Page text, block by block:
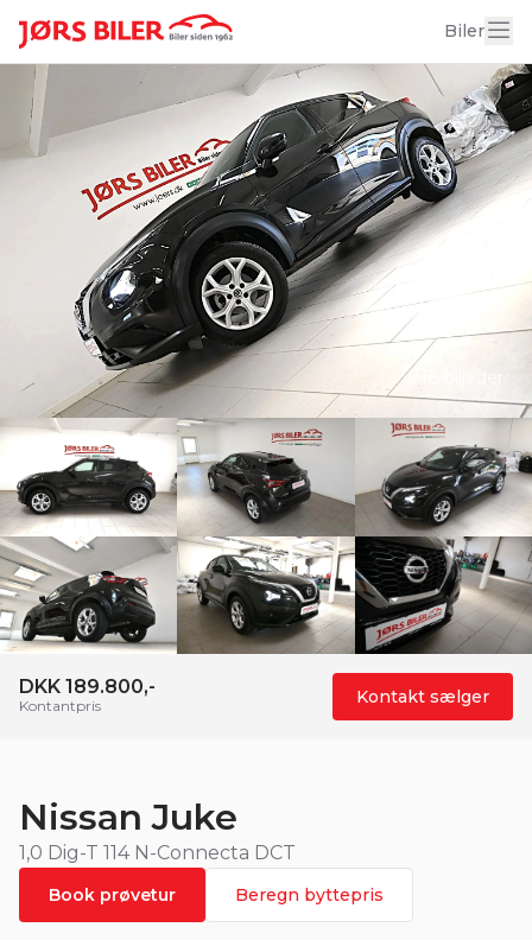
Biler
18 billeder
DKK 189.800,-
Kontantpris Kontakt sælger
Nissan Juke
1,0 Dig-T 114 N-Connecta DCT
Book prøvetur Beregn byttepris